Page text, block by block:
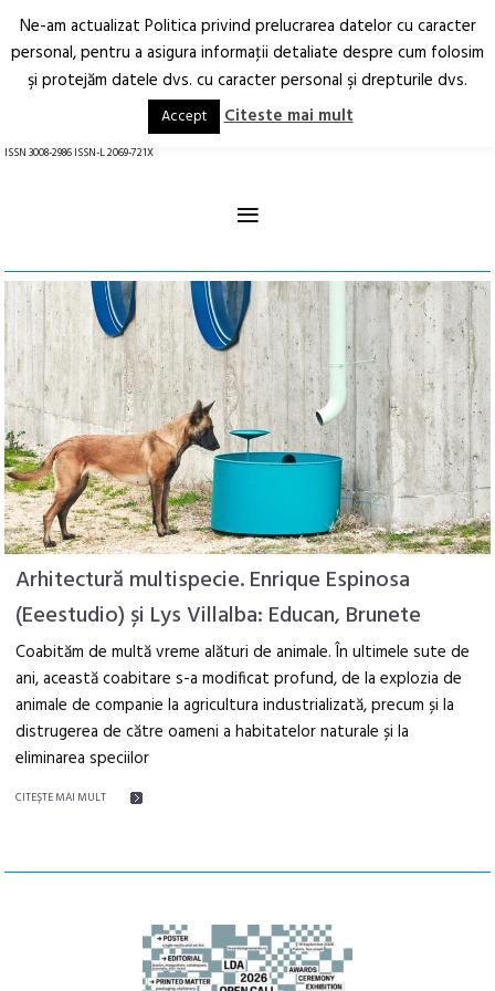
Arhitectură.
Oraș.
RO EN
ISSN 3008-2986 ISSN-L 2069-721X
≡
Arhitectură multispecie. Enrique Espinosa
(Eeestudio) și Lys Villalba: Educan, Brunete
Coabităm de multă vreme alături de animale. În ultimele sute de
ani, această coabitare s-a modificat profund, de la explozia de
animale de companie la agricultura industrializată, precum și la
distrugerea de către oameni a habitatelor naturale și la
eliminarea speciilor
CITEŞTE MAI MULT
Ne-am actualizat Politica privind prelucrarea datelor cu caracter
personal, pentru a asigura informaţii detaliate despre cum folosim
şi protejăm datele dvs. cu caracter personal şi drepturile dvs.
Accept Citeste mai mult